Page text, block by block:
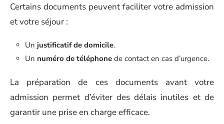
Certains documents peuvent faciliter votre admission
et votre séjour :
Un justificatif de domicile.
Un numéro de téléphone de contact en cas d’urgence.
La préparation de ces documents avant votre
admission permet d’éviter des délais inutiles et de
garantir une prise en charge efficace.